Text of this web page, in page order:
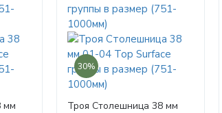
мм
30%
Троя Столешница 38 мм